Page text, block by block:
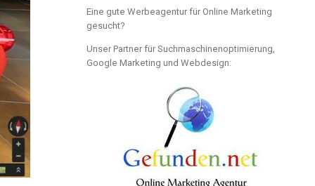
Eine gute Werbeagentur für Online Marketing
gesucht?
Unser Partner für Suchmaschinenoptimierung,
Google Marketing und Webdesign: